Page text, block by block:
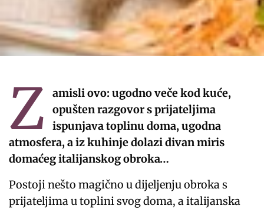
Z
amisli ovo: ugodno veče kod kuće,
opušten razgovor s prijateljima
ispunjava toplinu doma, ugodna
atmosfera, a iz kuhinje dolazi divan miris
domaćeg italijanskog obroka…
Postoji nešto magično u dijeljenju obroka s
prijateljima u toplini svog doma, a italijanska